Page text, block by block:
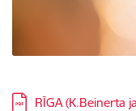
Lejupielādēt:
RĪGA